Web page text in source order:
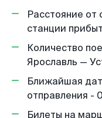
Расстояние от
станции
Количество
Ярославль —
Ближайшая
отправления -
Билеты на